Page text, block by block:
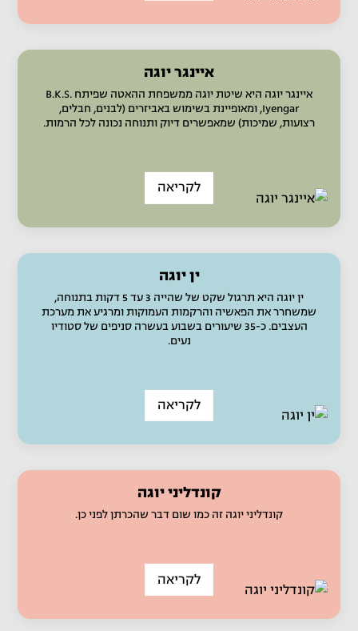
איינגר יוגה
איינגר יוגה היא שיטת יוגה ממשפחת ההאטה שפיתח B.K.S.
Iyengar, ומאופיינת בשימוש באביזרים (לבנים, חבלים,
רצועות, שמיכות) שמאפשרים דיוק ותנוחה נכונה לכל הרמות.
לקריאה
ין יוגה
ין יוגה היא תרגול שקט של שהייה 3 עד 5 דקות בתנוחה,
שמשחרר את הפאשיה והרקמות העמוקות ומרגיע את מערכת
העצבים. כ-35 שיעורים בשבוע בעשרה סניפים של סטודיו
נעים.
לקריאה
קונדליני יוגה
קונדליני יוגה זה כמו שום דבר שהכרתן לפני כן.
לקריאה